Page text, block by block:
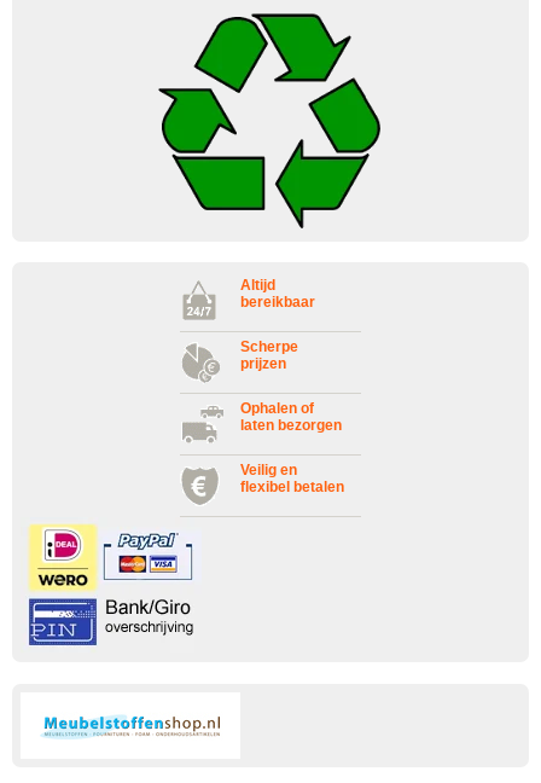
Altijd
bereikbaar
Scherpe
prijzen
Ophalen of
laten bezorgen
Veilig en
flexibel betalen